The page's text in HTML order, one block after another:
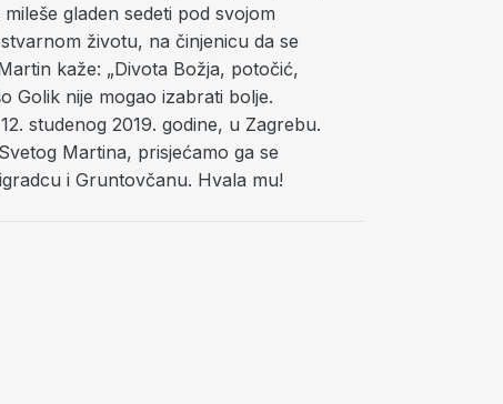
gladen sedeti pod svojom
životu, na činjenicu da se
kaže: „Divota Božja, potočić,
Golik nije mogao izabrati bolje.
studenog 2019. godine, u Zagrebu.
Martina, prisjećamo ga se
i Gruntovčanu. Hvala mu!